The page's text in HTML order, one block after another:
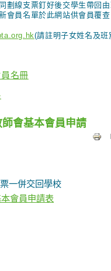
劃線支票釘好後交學生帶回
會員名單於此網站供會員覆
(請註明子女姓名及班
名冊
會基本會員申請
一併交回學校
會員申請表